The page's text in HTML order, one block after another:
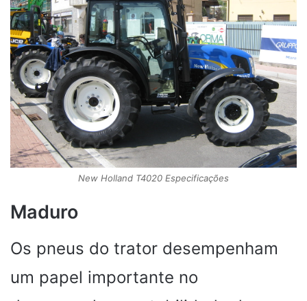
New Holland T4020 Especificações
Maduro
Os pneus do trator desempenham
um papel importante no